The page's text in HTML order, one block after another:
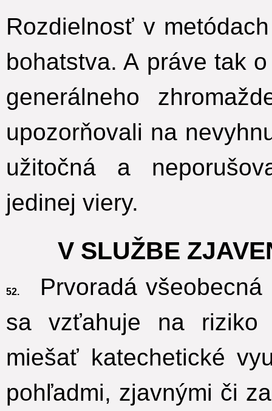
Rozdielnosť v
bohatstva. A práve tak
generálneho
upozorňovali na
užitočná a
jedinej viery.
V SLUŽBE
52.
Prvoradá
sa vzťahuje na riziko
miešať katechetické
pohľadmi, zjavnými či